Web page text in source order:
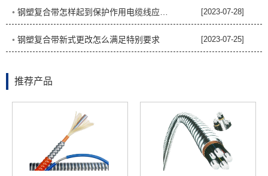
[2023-07-28]
◦ 钢塑复合带新式更改怎么满足特别要求 [2023-07-25]
推荐产品